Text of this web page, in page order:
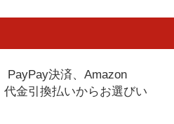
PayPay決済、Amazon
代金引換払いからお選びい